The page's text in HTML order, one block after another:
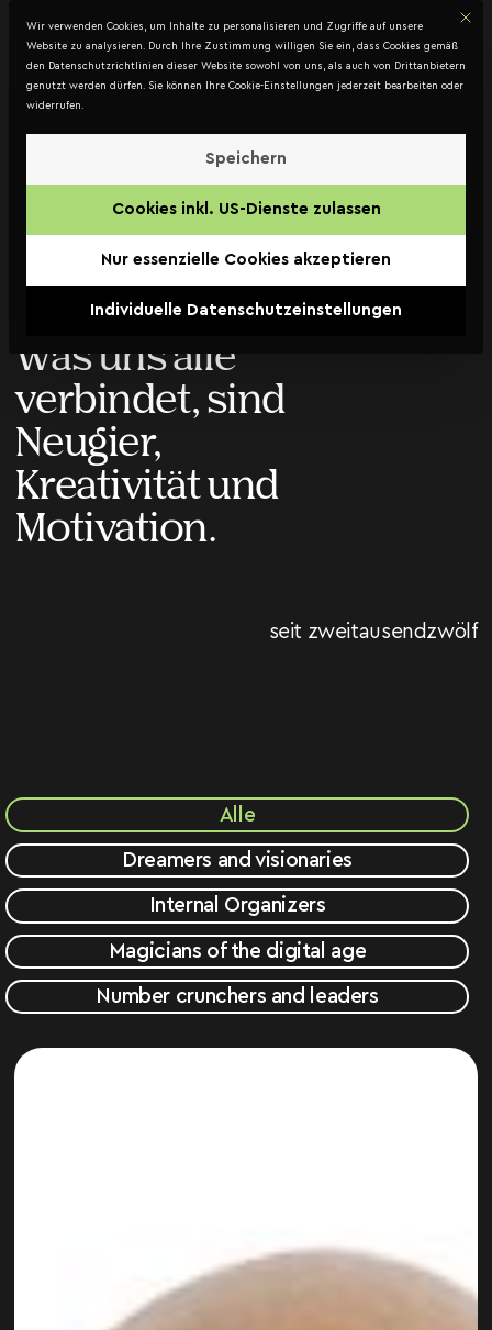
Kontakt
5.203
Projekte.
169 Clients.
1 Team.
Was uns alle
verbindet, sind
Neugier,
Kreativität und
Motivation.
seit zweitausendzwölf
Alle
Dreamers and visionaries
Internal Organizers
Magicians of the digital age
Number crunchers and leaders
Mit
DATENSCHUTZ
Wir verwenden Cookies, um Inhalte zu personalisieren und Zugriffe auf unsere
Website zu analysieren. Durch Ihre Zustimmung willigen Sie ein, dass Cookies gemäß
den Datenschutzrichtlinien dieser Website sowohl von uns, als auch von Drittanbietern
genutzt werden dürfen. Sie können Ihre Cookie-Einstellungen jederzeit bearbeiten oder
widerrufen.
Speichern
Cookies inkl. US-Dienste zulassen
Nur essenzielle Cookies akzeptieren
Individuelle Datenschutzeinstellungen